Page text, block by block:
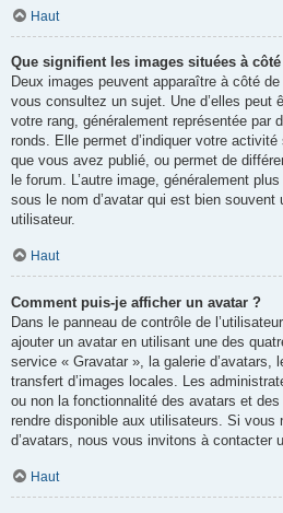
Haut
Que signifient les images situées à
Deux images peuvent apparaître à côté
vous consultez un sujet. Une d’elles peut
votre rang, généralement représentée par
ronds. Elle permet d’indiquer votre
que vous avez publié, ou permet de
le forum. L’autre image, généralement
sous le nom d’avatar qui est bien souvent
utilisateur.
Haut
Comment puis-je afficher un avatar ?
Dans le panneau de contrôle de
ajouter un avatar en utilisant une des
service « Gravatar », la galerie d’avatars,
transfert d’images locales. Les
ou non la fonctionnalité des avatars et
rendre disponible aux utilisateurs. Si vous
d’avatars, nous vous invitons à contacter
Haut